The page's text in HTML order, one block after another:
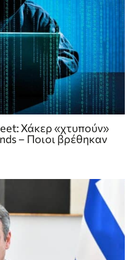
Χάκερ «χτυπούν»
– Ποιοι βρέθηκαν